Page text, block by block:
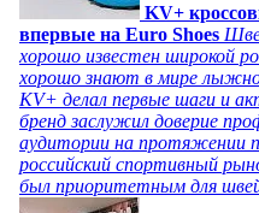
KV+
впервые на Euro Shoes
хорошо известен широкой
хорошо знают в мире
KV+ делал первые шаги и
бренд заслужил доверие
аудитории на протяжении
российский спортивный
был приоритетным для